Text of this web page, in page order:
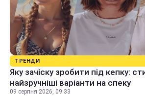
ТРЕНДИ
Яку зачіску зробити під кепку:
найзручніші варіанти на спеку
09 серпня 2026, 09:33